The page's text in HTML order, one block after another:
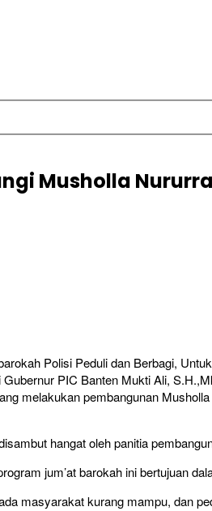
Musholla
Polisi Peduli dan Berbagi,
PIC Banten Mukti Ali,
melakukan pembangunan
hangat oleh panitia
jum’at barokah ini bertujuan
masyarakat kurang mampu, dan